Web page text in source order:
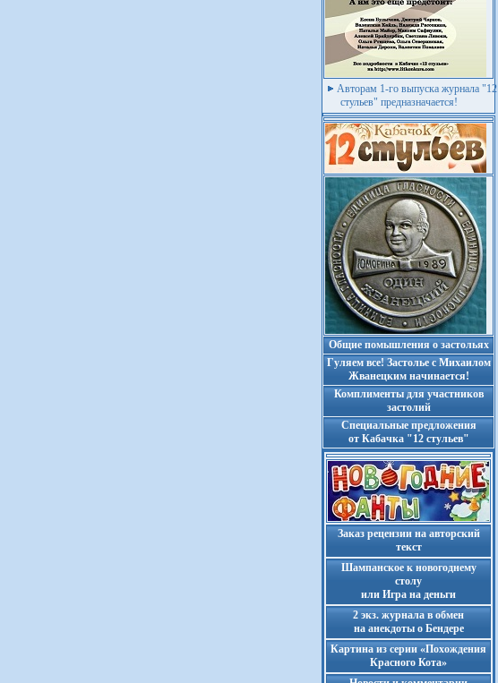
Авторам 1-го выпуска журнала "12
стульев" предназначается!
Общие помышления о застольях
Гуляем все! Застолье с Михаилом
Жванецким начинается!
Комплименты для участников
застолий
Cпециальные предложения
от Кабачка "12 стульев"
Заказ рецензии на авторский
текст
Шампанское к новогоднему
столу
или Игра на деньги
2 экз. журнала в обмен
на анекдоты о Бендере
Картина из серии «Похождения
Красного Кота»